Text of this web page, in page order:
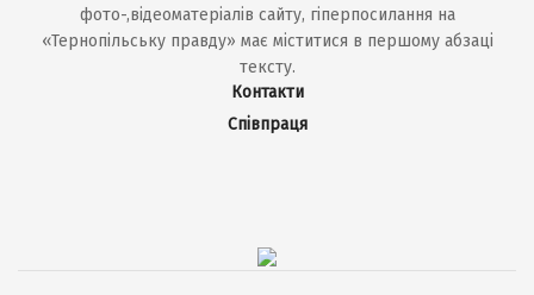
фото-,відеоматеріалів сайту, гіперпосилання на
«Тернопільську правду» має міститися в першому абзаці
тексту.
Контакти
Співпраця